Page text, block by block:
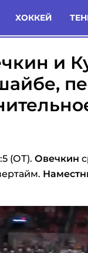
ХОККЕЙ
Статьи Комменты
и
(ОТ). Овечкин